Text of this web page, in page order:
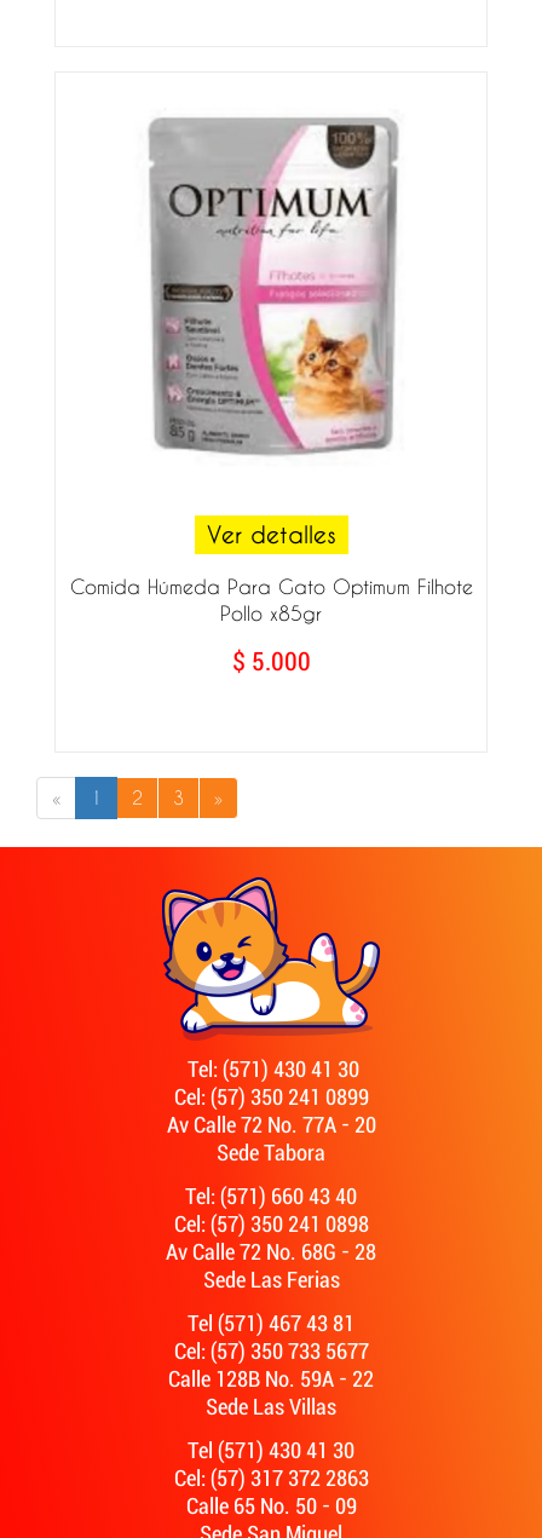
Ver detalles
Comida Húmeda Para Gato Optimum Filhote
Pollo x85gr
$ 5.000
« 1 2 3 »
Tel: (571) 430 41 30
Cel: (57) 350 241 0899
Av Calle 72 No. 77A - 20
Sede Tabora
Tel: (571) 660 43 40
Cel: (57) 350 241 0898
Av Calle 72 No. 68G - 28
Sede Las Ferias
Tel (571) 467 43 81
Cel: (57) 350 733 5677
Calle 128B No. 59A - 22
Sede Las Villas
Tel (571) 430 41 30
Cel: (57) 317 372 2863
Calle 65 No. 50 - 09